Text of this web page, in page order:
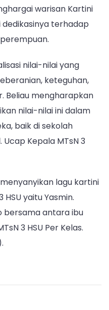
warisan Kartini
terhadap
nilai-nilai yang
keteguhan,
Beliau mengharapkan
nilai-nilai ini dalam
baik di sekolah
Kepala MTsN 3
lagu kartini
HSU yaitu Yasmin.
bersama antara ibu
3 HSU Per Kelas.